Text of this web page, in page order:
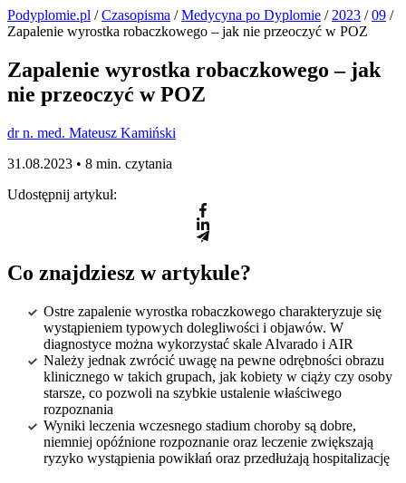
Podyplomie.pl /Czasopisma /Medycyna po Dyplomie / 2023 /09 /
Zapalenie wyrostka robaczkowego – jak nie przeoczyć w POZ
Zapalenie wyrostka robaczkowego – jak
nie przeoczyć w POZ
dr n. med. Mateusz Kamiński
31.08.2023 • 8 min. czytania
Udostępnij artykuł:
Co znajdziesz w artykule?
Ostre zapalenie wyrostka robaczkowego charakteryzuje się
wystąpieniem typowych dolegliwości i objawów. W
diagnostyce można wykorzystać skale Alvarado i AIR
Należy jednak zwrócić uwagę na pewne odrębności obrazu
klinicznego w takich grupach, jak kobiety w ciąży czy osoby
starsze, co pozwoli na szybkie ustalenie właściwego
rozpoznania
Wyniki leczenia wczesnego stadium choroby są dobre,
niemniej opóźnione rozpoznanie oraz leczenie zwiększają
ryzyko wystąpienia powikłań oraz przedłużają hospitalizację